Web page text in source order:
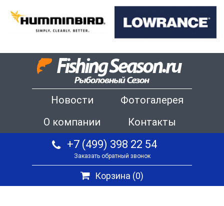
Новости
Фотогалерея
О компании
Контакты
+7 (499) 398 22 54
Заказать обратный звонок
Корзина (0)